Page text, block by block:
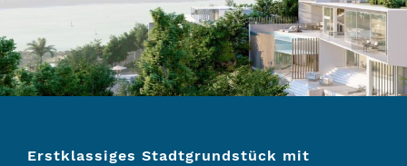
Erstklassiges Stadtgrundstück mit